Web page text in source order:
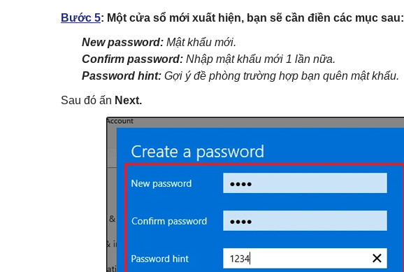
Bước 5: Một cửa sổ mới xuất hiện, bạn sẽ cần điền các mục sau:
New password: Mật khẩu mới.
Confirm password: Nhập mật khẩu mới 1 lần nữa.
Password hint: Gợi ý đề phòng trường hợp bạn quên mật khẩu.
Sau đó ấn Next.